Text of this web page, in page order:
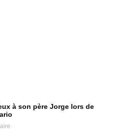
à son père Jorge lors de